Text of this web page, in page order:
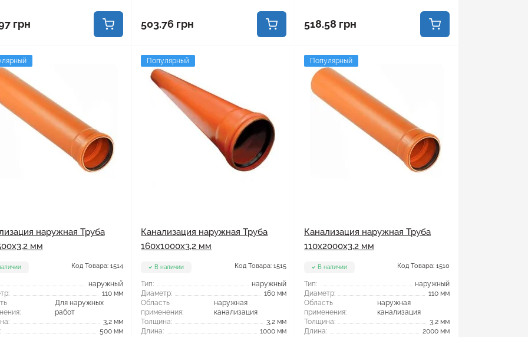
грн 503.76 грн 518.58 грн
наружная Труба
мм
Код Товара: 1514
наружный
110 мм
Для наружных
работ
3,2 мм
500 мм
Популярный
Канализация наружная Труба
160x1000x3,2 мм
В наличии Код Товара: 1515
Тип:
наружный
Диаметр:
160 мм
Область
применения:
наружная
канализация
Толщина:
3,2 мм
Длина:
1000 мм
Популярный
Канализация наружная Труба
110x2000x3,2 мм
В наличии Код Товара: 1510
Тип:
наружный
Диаметр:
110 мм
Область
применения:
наружная
канализация
Толщина:
3,2 мм
Длина:
2000 мм